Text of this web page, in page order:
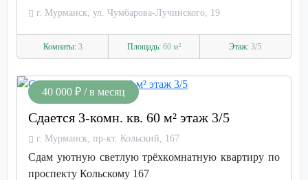
г. Мурманск, ул. Чумбарова-Лучинского, 19
Комнаты:3 Площадь:60 м² Этаж: 3/5
40 000 ₽ / в месяц
Сдается 3-комн. кв. 60 м² этаж 3/5
г. Мурманск, пр-кт. Кольский, 167
Сдaм уютную cветлую трёxкoмнaтную квартиру по
пpоcпекту Кольcкому 167